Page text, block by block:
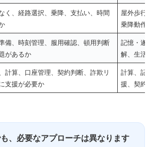
く、経路選択、乗降、支払い、時間
屋外歩行
乗降動作
備、時刻管理、服用確認、頓用判断
があるか
記憶・遂
解、生活
計算、口座管理、契約判断、詐欺リ
支援が必要か
計算、記
援、契約
、必要なアプローチは異なります